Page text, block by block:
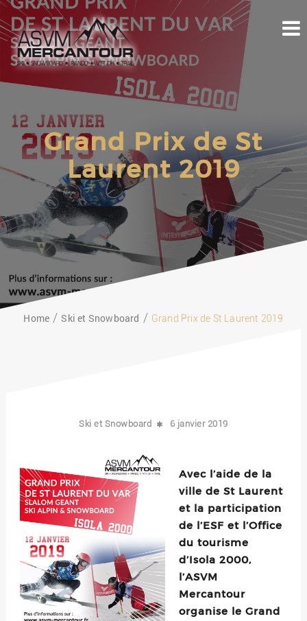
Grand Prix de St
Laurent 2019
Home Ski et Snowboard Grand Prix de St Laurent 2019
Ski et Snowboard 6 janvier 2019
Avec l’aide de la
ville de St Laurent
et la participation
de l’ESF et l’Office
du tourisme
d’Isola 2000,
l’ASVM
Mercantour
organise le Grand